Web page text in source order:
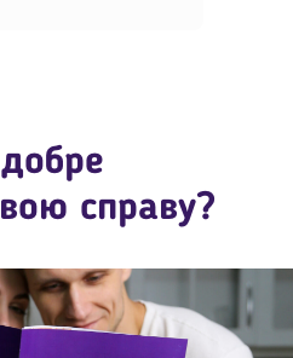
справу?